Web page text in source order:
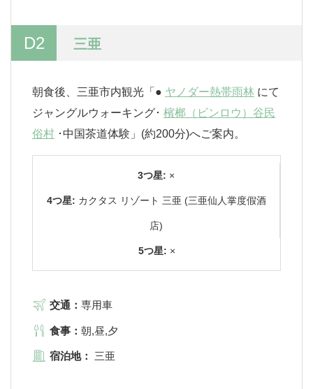
D2 三亜
朝食後、三亜市内観光「● ヤノダー熱帯雨林 にて
ジャングルウォーキング･ 檳榔（ビンロウ）谷民
俗村 ･中国茶道体験」(約200分)へご案内。
3つ星: ×
4つ星: カクタス リゾート 三亜 (三亜仙人掌度假酒
店)
5つ星: ×
交通： 専用車
食事： 朝,昼,夕
宿泊地： 三亜